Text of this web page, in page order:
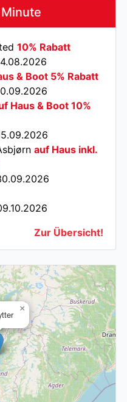
10% Rabatt
& Boot 5% Rabatt
Haus & Boot 10%
auf Haus inkl.
Zur Übersicht!
×